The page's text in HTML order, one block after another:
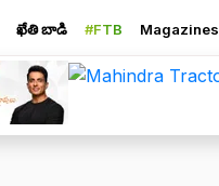
ఖేతి బాడి #FTB Magazines